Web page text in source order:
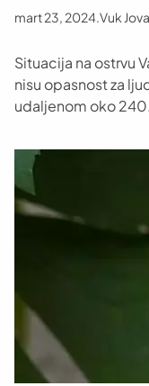
mart 23, 2024.Vuk
Situacija na ostrvu
nisu opasnost za
udaljenom oko